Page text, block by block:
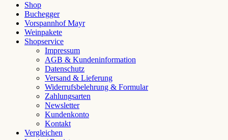
Shop
Buchegger
Vorspannhof Mayr
Weinpakete
Shopservice
Impressum
AGB & Kundeninformation
Datenschutz
Versand & Lieferung
Widerrufsbelehrung & Formular
Zahlungsarten
Newsletter
Kundenkonto
Kontakt
Vergleichen